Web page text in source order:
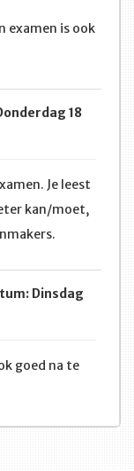
examen is ook
18
Je leest
kan/moet,
Dinsdag
goed na te